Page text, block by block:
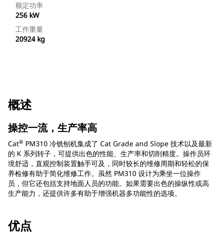
额定功率
256 kW
工作重量
20924 kg
概述
操控一流，生产率高
Cat® PM310 冷铣刨机集成了 Cat Grade and Slope 技术以及最新
的 K 系列转子，可提供出色的性能、生产率和切削精度。操作员环
境舒适，直观控制装置触手可及，同时较长的维修周期和轻松的保
养检修有助于简化维修工作。虽然 PM310 设计为乘坐一位操作
员，但它还包括支持地面人员的功能。如果需要出色的操纵性或高
生产能力，还提供许多有助于增强机器多功能性的选项。
优点